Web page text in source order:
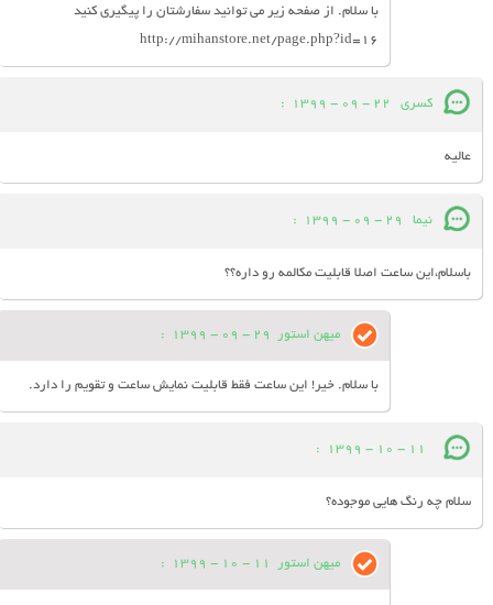
با سلام. از صفحه زیر می توانید سفارشتان را پیگیری کنید
http://mihanstore.net/page.php?id=16
کسری 22 - 09 - 1399
:
عالیه
نیما 29 - 09 - 1399
:
باسلام،این ساعت اصلا قابلیت مکالمه رو داره؟؟
میهن استور 29 - 09 - 1399
:
با سلام. خیر! این ساعت فقط قابلیت نمایش ساعت و تقویم را دارد.
11 - 10 - 1399
:
سلام چه رنگ هایی موجوده؟
میهن استور 11 - 10 - 1399
: